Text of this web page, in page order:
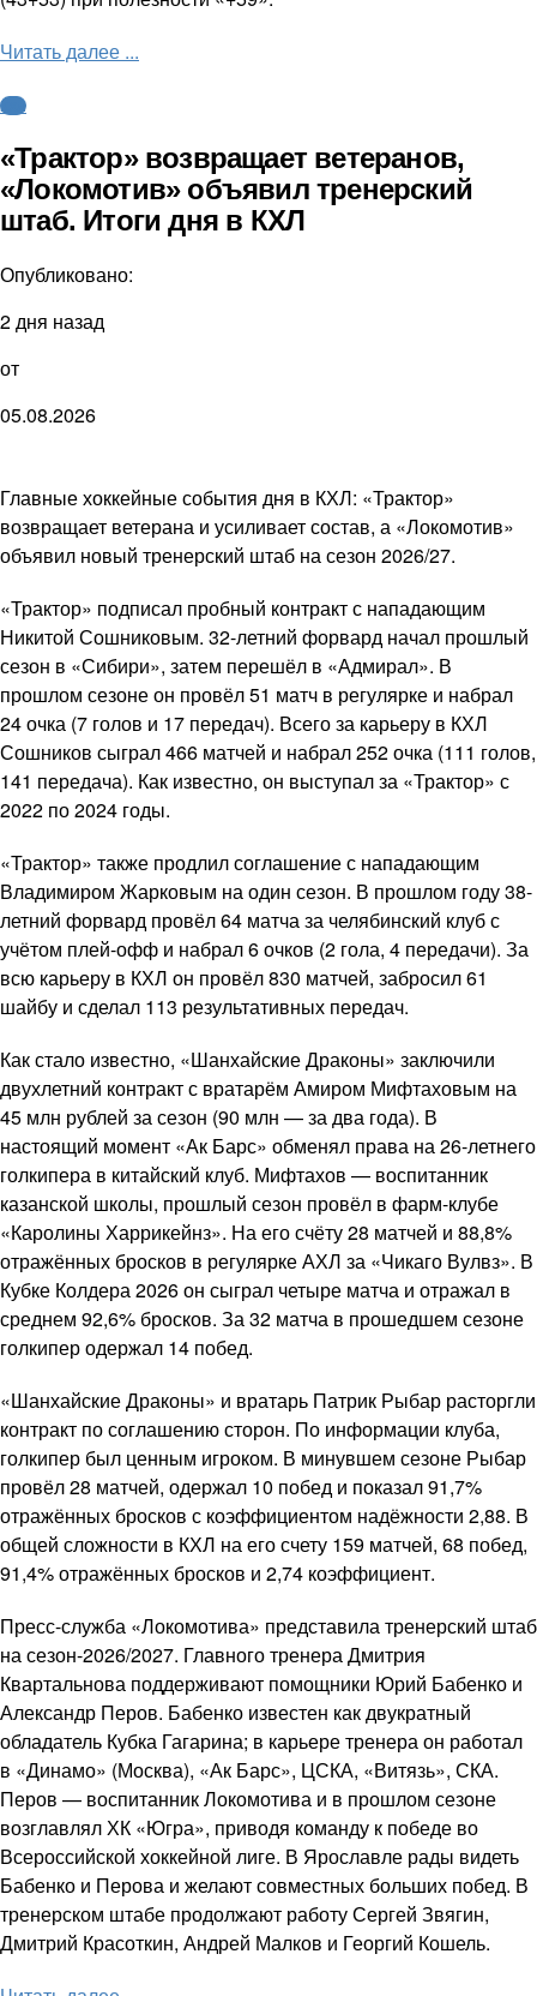
Читать далее ...
КХЛ
«Трактор» возвращает ветеранов,
«Локомотив» объявил тренерский
штаб. Итоги дня в КХЛ
Опубликовано:
2 дня назад
от
05.08.2026
Главные хоккейные события дня в КХЛ: «Трактор»
возвращает ветерана и усиливает состав, а «Локомотив»
объявил новый тренерский штаб на сезон 2026/27.
«Трактор» подписал пробный контракт с нападающим
Никитой Сошниковым. 32-летний форвард начал прошлый
сезон в «Сибири», затем перешёл в «Адмирал». В
прошлом сезоне он провёл 51 матч в регулярке и набрал
24 очка (7 голов и 17 передач). Всего за карьеру в КХЛ
Сошников сыграл 466 матчей и набрал 252 очка (111 голов,
141 передача). Как известно, он выступал за «Трактор» с
2022 по 2024 годы.
«Трактор» также продлил соглашение с нападающим
Владимиром Жарковым на один сезон. В прошлом году 38-
летний форвард провёл 64 матча за челябинский клуб с
учётом плей-офф и набрал 6 очков (2 гола, 4 передачи). За
всю карьеру в КХЛ он провёл 830 матчей, забросил 61
шайбу и сделал 113 результативных передач.
Как стало известно, «Шанхайские Драконы» заключили
двухлетний контракт с вратарём Амиром Мифтаховым на
45 млн рублей за сезон (90 млн — за два года). В
настоящий момент «Ак Барс» обменял права на 26-летнего
голкипера в китайский клуб. Мифтахов — воспитанник
казанской школы, прошлый сезон провёл в фарм-клубе
«Каролины Харрикейнз». На его счёту 28 матчей и 88,8%
отражённых бросков в регулярке АХЛ за «Чикаго Вулвз». В
Кубке Колдера 2026 он сыграл четыре матча и отражал в
среднем 92,6% бросков. За 32 матча в прошедшем сезоне
голкипер одержал 14 побед.
«Шанхайские Драконы» и вратарь Патрик Рыбар расторгли
контракт по соглашению сторон. По информации клуба,
голкипер был ценным игроком. В минувшем сезоне Рыбар
провёл 28 матчей, одержал 10 побед и показал 91,7%
отражённых бросков с коэффициентом надёжности 2,88. В
общей сложности в КХЛ на его счету 159 матчей, 68 побед,
91,4% отражённых бросков и 2,74 коэффициент.
Пресс-служба «Локомотива» представила тренерский штаб
на сезон-2026/2027. Главного тренера Дмитрия
Квартальнова поддерживают помощники Юрий Бабенко и
Александр Перов. Бабенко известен как двукратный
обладатель Кубка Гагарина; в карьере тренера он работал
в «Динамо» (Москва), «Ак Барс», ЦСКА, «Витязь», СКА.
Перов — воспитанник Локомотива и в прошлом сезоне
возглавлял ХК «Югра», приводя команду к победе во
Всероссийской хоккейной лиге. В Ярославле рады видеть
Бабенко и Перова и желают совместных больших побед. В
тренерском штабе продолжают работу Сергей Звягин,
Дмитрий Красоткин, Андрей Малков и Георгий Кошель.